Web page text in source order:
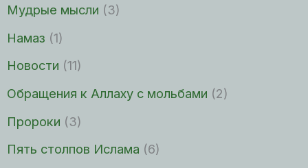
Мудрые мысли (3)
Намаз (1)
Новости (11)
Обращения к Аллаху с мольбами (2)
Пророки (3)
Пять столпов Ислама (6)